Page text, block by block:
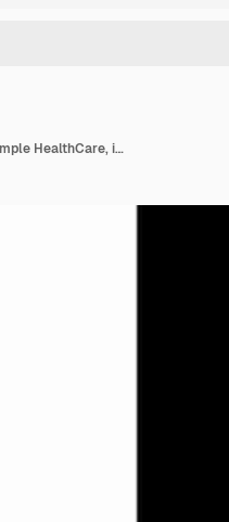
Modelo de logotipo de pulso simples, modelo de logotipo Simple HealthCare, ilustração vetorial de designs de logotipo do Health Center